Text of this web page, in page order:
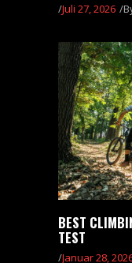
Juli 27, 2026
BEST
TEST
Januar 28,